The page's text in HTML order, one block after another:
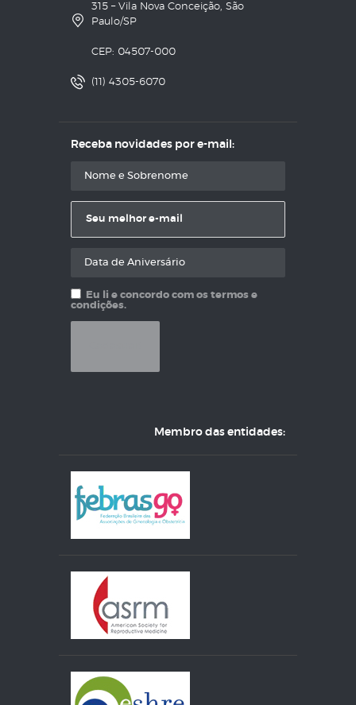
315 – Vila Nova Conceição, São
Paulo/SP
CEP: 04507-000
(11) 4305-6070
Receba novidades por e-mail:
Eu li e concordo com os termos e
condições.
Membro das entidades: